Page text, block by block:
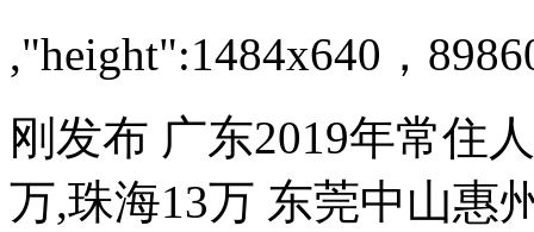
,"height":1484x640，
刚发布 广东2019年常住
万,珠海13万 东莞中山惠